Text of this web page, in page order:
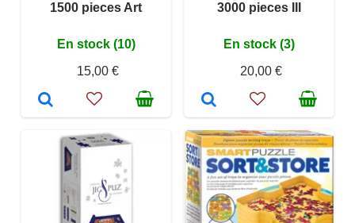
1500 pieces Art
En stock (10)
15,00 €
3000 pieces III
En stock (3)
20,00 €